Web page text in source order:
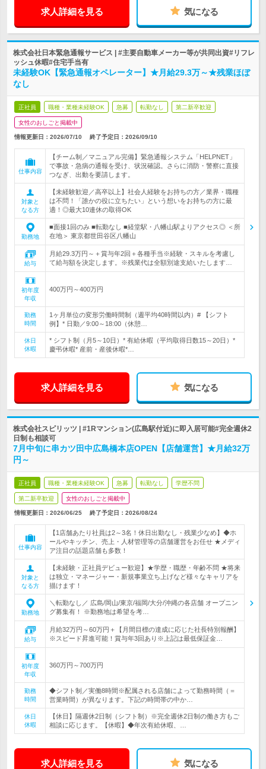
求人詳細を見る 気になる
株式会社日本緊急通報サービス | #主要自動車メーカー等が共同出資#リフレ
ッシュ休暇#住宅手当有
未経験OK【緊急通報オペレーター】★月給29.3万～★残業ほぼ
なし
正社員 職種・業種未経験OK 急募 転勤なし 第二新卒歓迎
女性のおしごと掲載中
情報更新日：2026/07/10 終了予定日： 2026/09/10
仕事内容
【チーム制／マニュアル完備】緊急通報システム「HELPNET」
で事故・急病の通報を受け、状況確認。さらに消防・警察に直接
つなぎ、出動を要請します。
対象と
なる方
【未経験歓迎／高卒以上】社会人経験をお持ちの方／業界・職種
は不問！「誰かの役に立ちたい」という想いをお持ちの方に最
適！◎最大10連休の取得OK
勤務地
■面接1回のみ ■転勤なし ■経堂駅・八幡山駅よりアクセス◎ ＜所
在地＞ 東京都世田谷区八幡山
給与
月給29.3万円～＋賞与年2回＋各種手当※経験・スキルを考慮し
て給与額を決定します。※残業代は全額別途支給いたします…
初年度
年収
400万円～400万円
勤務
時間
1ヶ月単位の変形労働時間制（週平均40時間以内）# 【シフト
例】* 日勤／9:00～18:00（休憩…
休日
休暇
* シフト制（月5～10日）* 有給休暇（平均取得日数15～20日）*
慶弔休暇* 産前・産後休暇*…
求人詳細を見る 気になる
株式会社スピリッツ | #1Rマンション(広島駅付近)に即入居可能#完全週休2
日制も相談可
7月中旬に串カツ田中広島橋本店OPEN【店舗運営】★月給32万
円～
正社員 職種・業種未経験OK 急募 転勤なし 学歴不問
第二新卒歓迎 女性のおしごと掲載中
情報更新日：2026/06/25 終了予定日： 2026/08/24
仕事内容
【1店舗あたり社員は2～3名！休日出勤なし・残業少なめ】◆ホ
ールやキッチン、売上・人材管理等の店舗運営をお任せ ★メディ
ア注目の話題店舗も多数！
対象と
なる方
【未経験・正社員デビュー歓迎】★学歴・職歴・年齢不問 ★将来
は独立・マネージャー・新規事業立ち上げなど様々なキャリアを
描けます！
勤務地
＼転勤なし／ 広島/岡山/東京/福岡/大分/沖縄の各店舗 オープニン
グ募集有！ ※勤務地は希望を考…
給与
月給32万円～60万円＋【月間目標の達成に応じた社長特別報酬】
※スピード昇進可能！賞与年3回あり※上記は最低保証金…
初年度
年収
360万円～700万円
勤務
時間
◆シフト制／実働8時間※配属される店舗によって勤務時間（＝
営業時間）が異なります。下記の時間帯の中か…
休日
休暇
【休日】隔週休2日制（シフト制）※完全週休2日制の働き方もご
相談に応じます。【休暇】◆年次有給休暇、…
求人詳細を見る 気になる